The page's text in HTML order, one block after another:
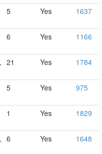
5 Yes 1637
6 Yes 1166
21 Yes 1784
5 Yes 975
1 Yes 1829
6 Yes 1648